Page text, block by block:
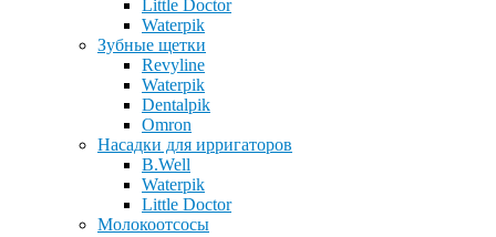
Little Doctor
Waterpik
Зубные щетки
Revyline
Waterpik
Dentalpik
Omron
Насадки для ирригаторов
B.Well
Waterpik
Little Doctor
Молокоотсосы